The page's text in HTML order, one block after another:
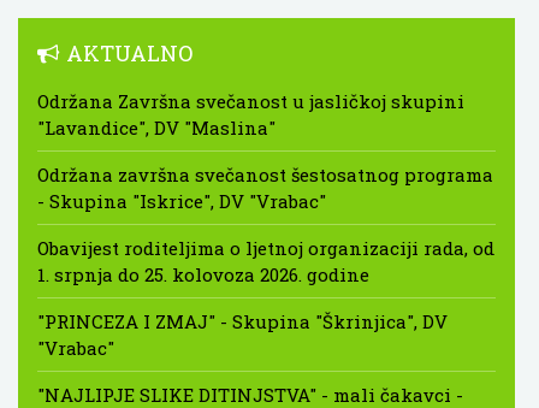
AKTUALNO
Održana Završna svečanost u jasličkoj skupini
"Lavandice", DV "Maslina"
Održana završna svečanost šestosatnog programa
- Skupina "Iskrice", DV "Vrabac"
Obavijest roditeljima o ljetnoj organizaciji rada, od
1. srpnja do 25. kolovoza 2026. godine
"PRINCEZA I ZMAJ" - Skupina "Škrinjica", DV
"Vrabac"
"NAJLIPJE SLIKE DITINJSTVA" - mali čakavci -